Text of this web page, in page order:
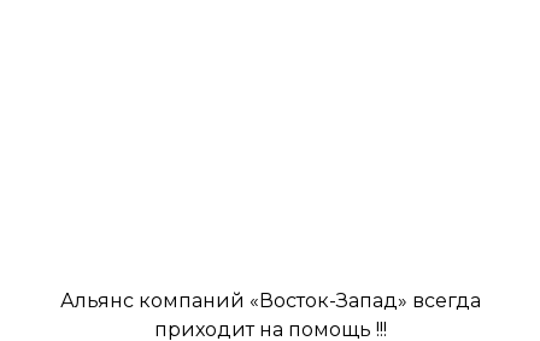
Альянс компаний «Восток-Запад» всегда
приходит на помощь !!!